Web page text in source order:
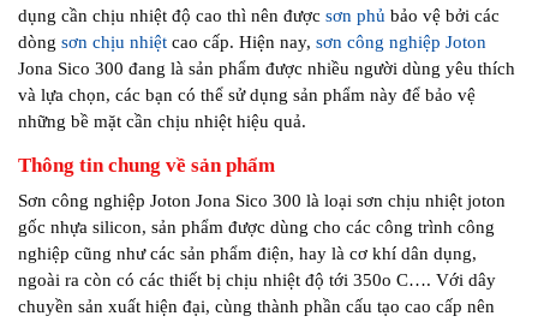
dụng cần chịu nhiệt độ cao thì nên được sơn phủ bảo vệ bởi các
dòng sơn chịu nhiệt cao cấp. Hiện nay, sơn công nghiệp Joton
Jona Sico 300 đang là sản phẩm được nhiều người dùng yêu thích
và lựa chọn, các bạn có thể sử dụng sản phẩm này để bảo vệ
những bề mặt cần chịu nhiệt hiệu quả.
Thông tin chung về sản phẩm
Sơn công nghiệp Joton Jona Sico 300 là loại sơn chịu nhiệt joton
gốc nhựa silicon, sản phẩm được dùng cho các công trình công
nghiệp cũng như các sản phẩm điện, hay là cơ khí dân dụng,
ngoài ra còn có các thiết bị chịu nhiệt độ tới 350o C…. Với dây
chuyền sản xuất hiện đại, cùng thành phần cấu tạo cao cấp nên